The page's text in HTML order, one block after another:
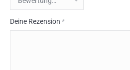
Deine Rezension *